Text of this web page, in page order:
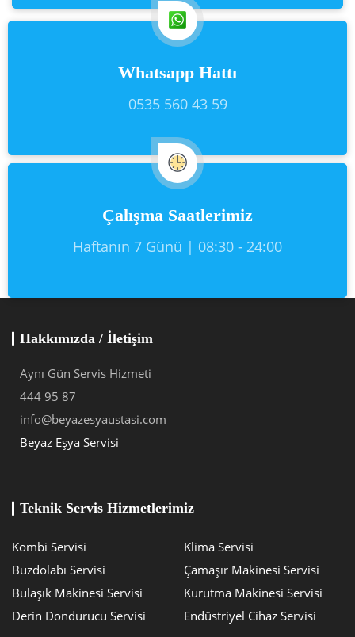
Whatsapp Hattı
0535 560 43 59
Çalışma Saatlerimiz
Haftanın 7 Günü | 08:30 - 24:00
Hakkımızda / İletişim
Aynı Gün Servis Hizmeti
444 95 87
info@beyazesyaustasi.com
Beyaz Eşya Servisi
Teknik Servis Hizmetlerimiz
Kombi Servisi
Klima Servisi
Buzdolabı Servisi
Çamaşır Makinesi Servisi
Bulaşık Makinesi Servisi
Kurutma Makinesi Servisi
Derin Dondurucu Servisi
Endüstriyel Cihaz Servisi